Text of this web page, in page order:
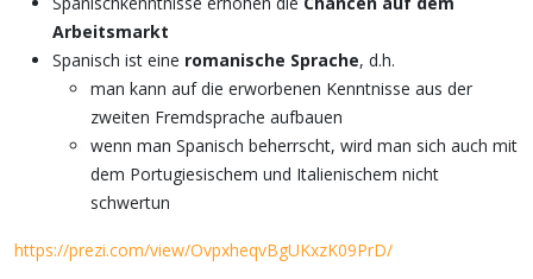
Arbeitsmarkt
Spanisch ist eine romanische Sprache, d.h.
man kann auf die erworbenen Kenntnisse aus der
zweiten Fremdsprache aufbauen
wenn man Spanisch beherrscht, wird man sich auch mit
dem Portugiesischem und Italienischem nicht
schwertun
https://prezi.com/view/OvpxheqvBgUKxzK09PrD/